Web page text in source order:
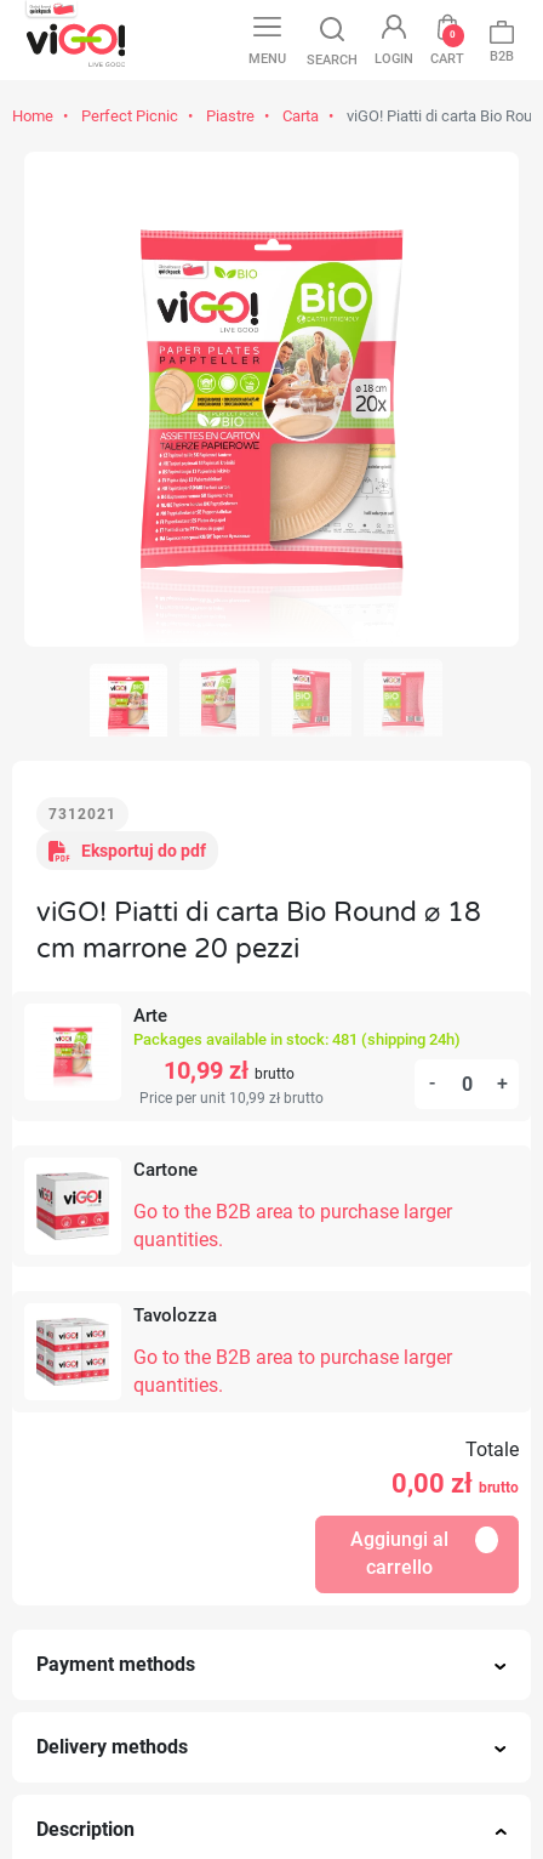
MENU SEARCH LOGIN CART
0
B2B
Home Perfect Picnic Piastre Carta viGO! Piatti di carta Bio
7312021
Eksportuj do pdf
viGO! Piatti di carta Bio Round ⌀ 18
cm marrone 20 pezzi
Arte
Packages available in stock: 481 (shipping 24h)
10,99 zł brutto
Price per unit 10,99 zł brutto
- +
Cartone
Go to the B2B area to purchase larger
quantities.
Tavolozza
Go to the B2B area to purchase larger
quantities.
Totale
0,00 zł brutto
Aggiungi al
carrello
Payment methods
Delivery methods
Description